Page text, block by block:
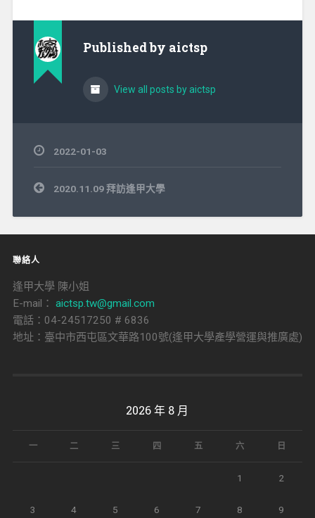
Published by aictsp
View all posts by aictsp
2022-01-03
文
章
覽
2020.11.09 拜訪逢甲大學
聯絡人
逢甲大學 陳小姐
E-mail： aictsp.tw@gmail.com
電話：04-24517250 # 6836
地址：臺中市西屯區文華路100號(逢甲大學產學營運與推廣處)
2026 年 8 月
一 二 三 四 五 六 日
1 2
3 4 5 6 7 8 9